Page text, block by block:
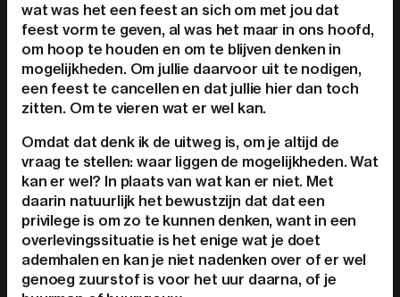
wat was het een feest an sich om met jou dat
feest vorm te geven, al was het maar in ons hoofd,
om hoop te houden en om te blijven denken in
mogelijkheden. Om jullie daarvoor uit te nodigen,
een feest te cancellen en dat jullie hier dan toch
zitten. Om te vieren wat er wel kan.
Omdat dat denk ik de uitweg is, om je altijd de
vraag te stellen: waar liggen de mogelijkheden. Wat
kan er wel? In plaats van wat kan er niet. Met
daarin natuurlijk het bewustzijn dat dat een
privilege is om zo te kunnen denken, want in een
overlevingssituatie is het enige wat je doet
ademhalen en kan je niet nadenken over of er wel
genoeg zuurstof is voor het uur daarna, of je